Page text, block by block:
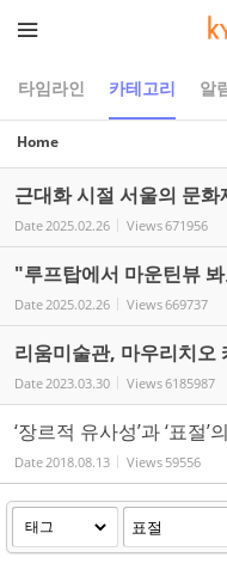
타임라인 카테고리 알
Home
근대화 시절 서울의 문
Date2025.02.26 Views671956
"루프탑에서 마운틴뷰
Date2025.02.26 Views669737
리움미술관, 마우리치오
Date2023.03.30 Views6185987
‘장르적 유사성’과 ‘표절’
Date2018.08.13 Views 59556
Sketchbook5,